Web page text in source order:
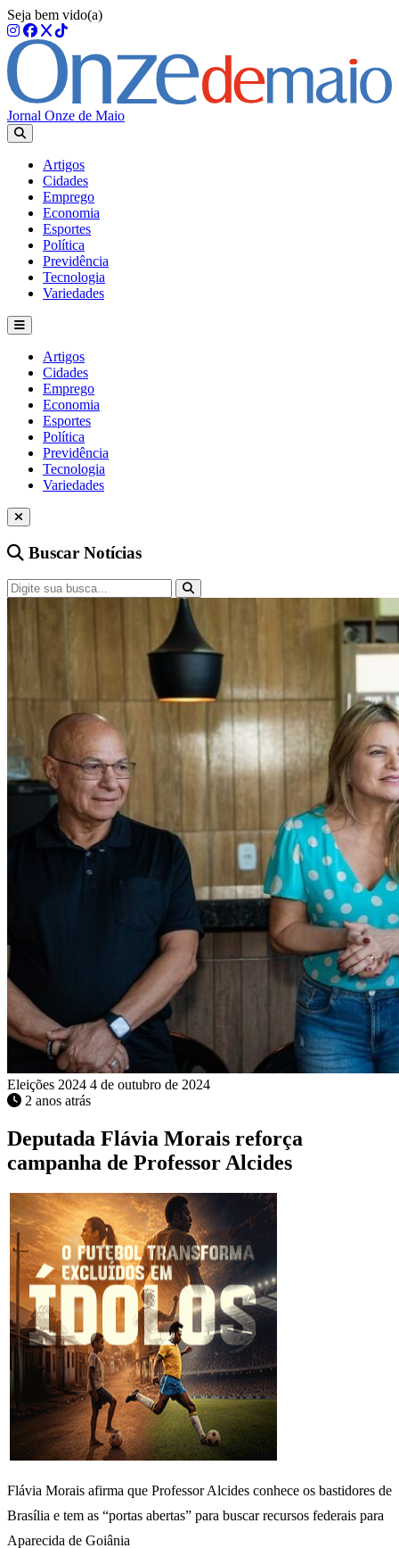
Seja bem vido(a)
Jornal Onze de Maio
Artigos
Cidades
Emprego
Economia
Esportes
Política
Previdência
Tecnologia
Variedades
Artigos
Cidades
Emprego
Economia
Esportes
Política
Previdência
Tecnologia
Variedades
Buscar Notícias
Eleições 2024 4 de outubro de 2024
2 anos atrás
Deputada Flávia Morais reforça
campanha de Professor Alcides
Flávia Morais afirma que Professor Alcides conhece os bastidores de
Brasília e tem as “portas abertas” para buscar recursos federais para
Aparecida de Goiânia